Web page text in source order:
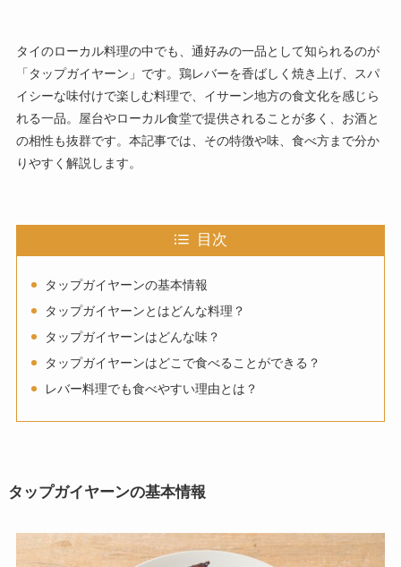
タイのローカル料理の中でも、通好みの一品として知られるのが
「タップガイヤーン」です。鶏レバーを香ばしく焼き上げ、スパ
イシーな味付けで楽しむ料理で、イサーン地方の食文化を感じら
れる一品。屋台やローカル食堂で提供されることが多く、お酒と
の相性も抜群です。本記事では、その特徴や味、食べ方まで分か
りやすく解説します。
目次
タップガイヤーンの基本情報
タップガイヤーンとはどんな料理？
タップガイヤーンはどんな味？
タップガイヤーンはどこで食べることができる？
レバー料理でも食べやすい理由とは？
タップガイヤーンの基本情報